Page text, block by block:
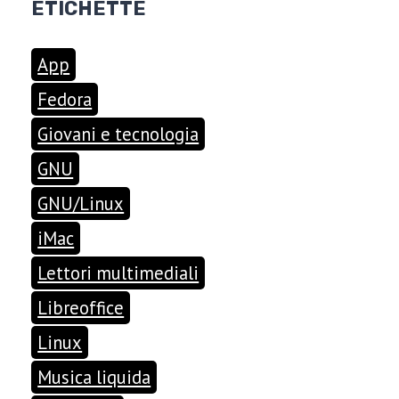
ETICHETTE
App
Fedora
Giovani e tecnologia
GNU
GNU/Linux
iMac
Lettori multimediali
Libreoffice
Linux
Musica liquida